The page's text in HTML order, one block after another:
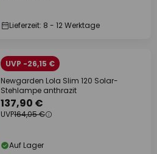
Lieferzeit: 8 - 12 Werktage
UVP -26,15 €
Newgarden Lola Slim 120 Solar-
Stehlampe anthrazit
137,90 €
UVP164,05 €
Auf Lager